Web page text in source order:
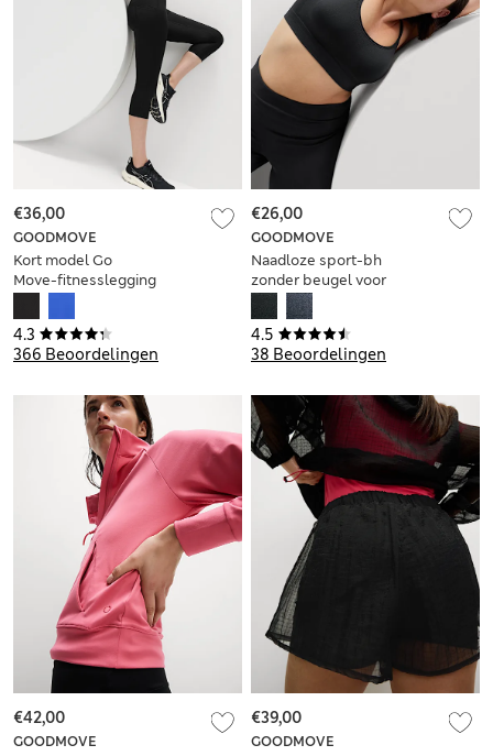
4.3
366 Beoordelingen
GOODMOVE
Kort model Go
Move-fitnesslegging
€36,00
4.5
38 Beoordelingen
GOODMOVE
Naadloze sport-bh
zonder beugel voor
minimale
ondersteuning
€26,00
GOODMOVE
€42,00
GOODMOVE
€39,00